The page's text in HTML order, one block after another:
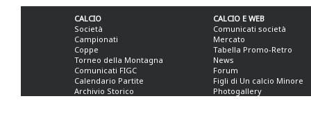
CALCIO
Società
Campionati
Coppe
Torneo della Montagna
Comunicati FIGC
Calendario Partite
Archivio Storico
CALCIO E WEB
Comunicati società
Mercato
Tabella Promo-Retro
News
Forum
Figli di Un calcio Minore
Photogallery